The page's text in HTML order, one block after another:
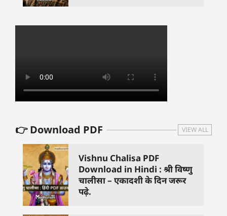
👉 Download PDF VIEW ALL
Vishnu Chalisa PDF
Download in Hindi : श्री विष्णु
चालीसा – एकादशी के दिन जरूर
पढ़े.